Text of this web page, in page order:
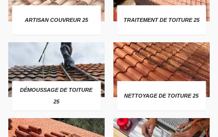
ARTISAN COUVREUR 25 TRAITEMENT DE TOITURE 25
DÉMOUSSAGE DE TOITURE
25
NETTOYAGE DE TOITURE 25